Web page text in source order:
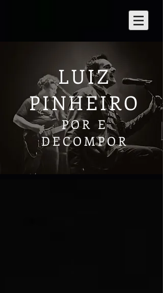
LUIZ
PINHEIRO
POR E
DECOMPOR